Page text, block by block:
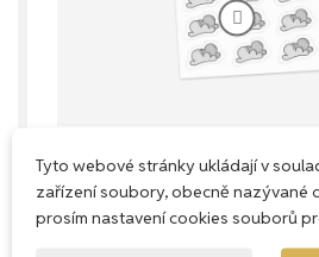
Každý milimetr
Tyto webové stránky ukládají v
zařízení soubory, obecně nazývané
prosím nastavení cookies souborů